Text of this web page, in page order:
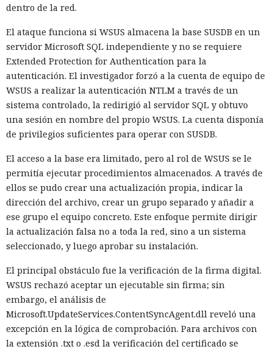
dentro de la red.
El ataque funciona si WSUS almacena la base SUSDB en un
servidor Microsoft SQL independiente y no se requiere
Extended Protection for Authentication para la
autenticación. El investigador forzó a la cuenta de equipo de
WSUS a realizar la autenticación NTLM a través de un
sistema controlado, la redirigió al servidor SQL y obtuvo
una sesión en nombre del propio WSUS. La cuenta disponía
de privilegios suficientes para operar con SUSDB.
El acceso a la base era limitado, pero al rol de WSUS se le
permitía ejecutar procedimientos almacenados. A través de
ellos se pudo crear una actualización propia, indicar la
dirección del archivo, crear un grupo separado y añadir a
ese grupo el equipo concreto. Este enfoque permite dirigir
la actualización falsa no a toda la red, sino a un sistema
seleccionado, y luego aprobar su instalación.
El principal obstáculo fue la verificación de la firma digital.
WSUS rechazó aceptar un ejecutable sin firma; sin
embargo, el análisis de
Microsoft.UpdateServices.ContentSyncAgent.dll reveló una
excepción en la lógica de comprobación. Para archivos con
la extensión .txt o .esd la verificación del certificado se